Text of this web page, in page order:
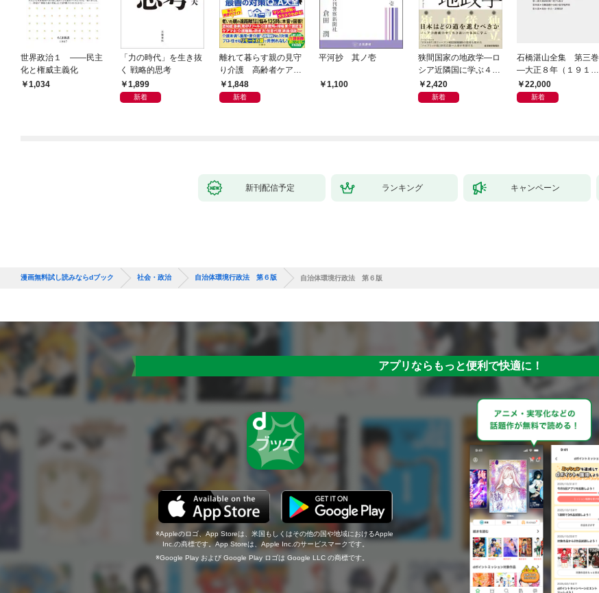
世界政治１ ――民主
化と権威主義化
1,034
「力の時代」を生き抜
く 戦略的思考
1,899
新着
離れて暮らす親の見守
り介護 高齢者ケアの
専門家が教える最善の
対策Q＆A大全
1,848
新着
平河抄 其ノ壱
1,100
狭間国家の地政学―ロ
シア近隣国に学ぶ４つ
の生き残り戦略
2,420
新着
石橋湛山全集 第三巻
―大正８年（１９１
９）－大正９年（１９
２０）
22,000
新着
新刊配信予定 ランキング キャンペーン
漫画無料試し読みならdブック 社会・政治 自治体環境行政法 第６版 自治体環境行政法 第６版
アプリならもっと便利で快適に！
Appleのロゴ、App Storeは、米国もしくはその他の国や地域におけるApple
Inc.の商標です。App Storeは、Apple Inc.のサービスマークです。
Google Play および Google Play ロゴは Google LLC の商標です。